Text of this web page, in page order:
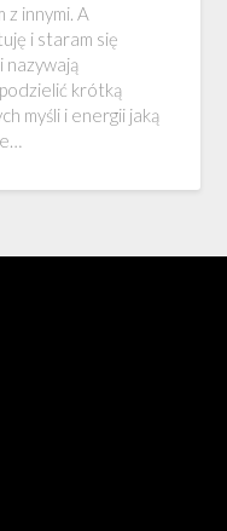
innymi. A
i staram się
nazywają
krótką
myśli i energii jaką